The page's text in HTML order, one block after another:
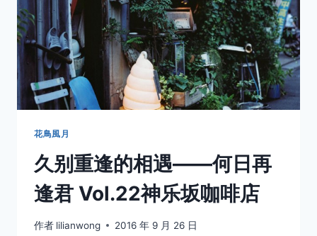
再
逢
君
VOL.23
自
丘
花鳥風月
久别重逢的相遇——何日再
逢君 Vol.22神乐坂咖啡店
作者 lilianwong 2016 年 9 月 26 日